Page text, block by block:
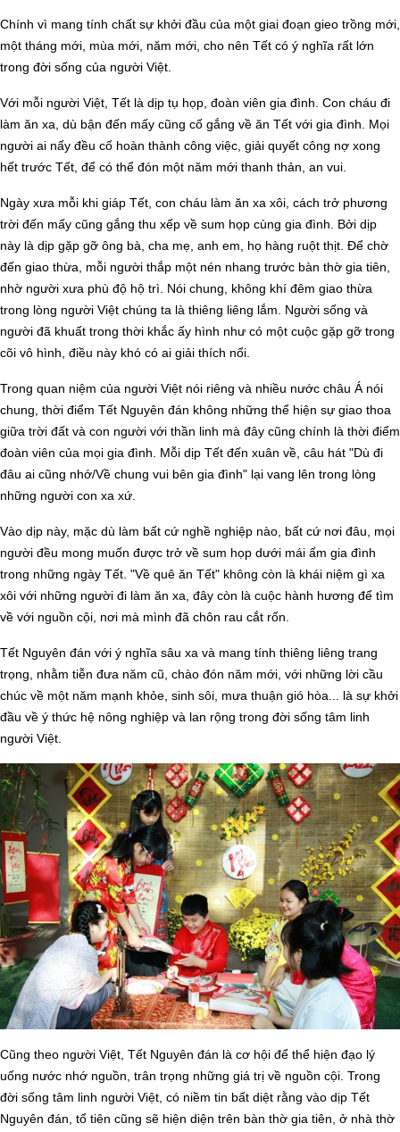
Chính vì mang tính chất sự khởi đầu của một giai đoạn gieo trồng mới,
một tháng mới, mùa mới, năm mới, cho nên Tết có ý nghĩa rất lớn
trong đời sống của người Việt.
Với mỗi người Việt, Tết là dịp tụ họp, đoàn viên gia đình. Con cháu đi
làm ăn xa, dù bận đến mấy cũng cố gắng về ăn Tết với gia đình. Mọi
người ai nấy đều cố hoàn thành công việc, giải quyết công nợ xong
hết trước Tết, để có thể đón một năm mới thanh thản, an vui.
Ngày xưa mỗi khi giáp Tết, con cháu làm ăn xa xôi, cách trở phương
trời đến mấy cũng gắng thu xếp về sum họp cùng gia đình. Bởi dịp
này là dịp gặp gỡ ông bà, cha mẹ, anh em, họ hàng ruột thịt. Để chờ
đến giao thừa, mỗi người thắp một nén nhang trước bàn thờ gia tiên,
nhờ người xưa phù độ hộ trì. Nói chung, không khí đêm giao thừa
trong lòng người Việt chúng ta là thiêng liêng lắm. Người sống và
người đã khuất trong thời khắc ấy hình như có một cuộc gặp gỡ trong
cõi vô hình, điều này khó có ai giải thích nổi.
Trong quan niệm của người Việt nói riêng và nhiều nước châu Á nói
chung, thời điểm Tết Nguyên đán không những thể hiện sự giao thoa
giữa trời đất và con người với thần linh mà đây cũng chính là thời điểm
đoàn viên của mọi gia đình. Mỗi dịp Tết đến xuân về, câu hát "Dù đi
đâu ai cũng nhớ/Về chung vui bên gia đình" lại vang lên trong lòng
những người con xa xứ.
Vào dịp này, mặc dù làm bất cứ nghề nghiệp nào, bất cứ nơi đâu, mọi
người đều mong muốn được trở về sum họp dưới mái ấm gia đình
trong những ngày Tết. "Về quê ăn Tết" không còn là khái niệm gì xa
xôi với những người đi làm ăn xa, đây còn là cuộc hành hương để tìm
về với nguồn cội, nơi mà mình đã chôn rau cắt rốn.
Tết Nguyên đán với ý nghĩa sâu xa và mang tính thiêng liêng trang
trọng, nhằm tiễn đưa năm cũ, chào đón năm mới, với những lời cầu
chúc về một năm mạnh khỏe, sinh sôi, mưa thuận gió hòa... là sự khởi
đầu về ý thức hệ nông nghiệp và lan rộng trong đời sống tâm linh
người Việt.
Cũng theo người Việt, Tết Nguyên đán là cơ hội để thể hiện đạo lý
uống nước nhớ nguồn, trân trọng những giá trị về nguồn cội. Trong
đời sống tâm linh người Việt, có niềm tin bất diệt rằng vào dịp Tết
Nguyên đán, tổ tiên cũng sẽ hiện diện trên bàn thờ gia tiên, ở nhà thờ